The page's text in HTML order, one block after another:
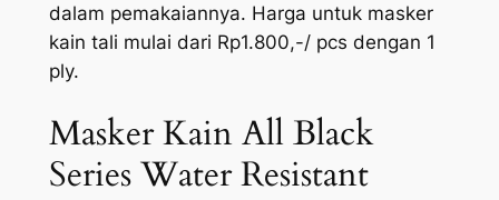
dalam pemakaiannya. Harga untuk masker
kain tali mulai dari Rp1.800,-/ pcs dengan 1
ply.
Masker Kain All Black
Series Water Resistant